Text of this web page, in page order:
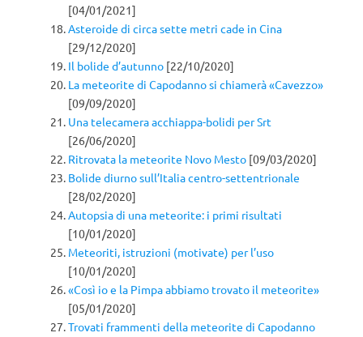
[04/01/2021]
Asteroide di circa sette metri cade in Cina
[29/12/2020]
Il bolide d’autunno [22/10/2020]
La meteorite di Capodanno si chiamerà «Cavezzo»
[09/09/2020]
Una telecamera acchiappa-bolidi per Srt
[26/06/2020]
Ritrovata la meteorite Novo Mesto [09/03/2020]
Bolide diurno sull’Italia centro-settentrionale
[28/02/2020]
Autopsia di una meteorite: i primi risultati
[10/01/2020]
Meteoriti, istruzioni (motivate) per l’uso
[10/01/2020]
«Così io e la Pimpa abbiamo trovato il meteorite»
[05/01/2020]
Trovati frammenti della meteorite di Capodanno